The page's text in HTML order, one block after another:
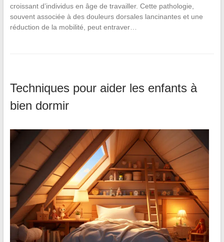
croissant d’individus en âge de travailler. Cette pathologie,
souvent associée à des douleurs dorsales lancinantes et une
réduction de la mobilité, peut entraver…
Techniques pour aider les enfants à
bien dormir